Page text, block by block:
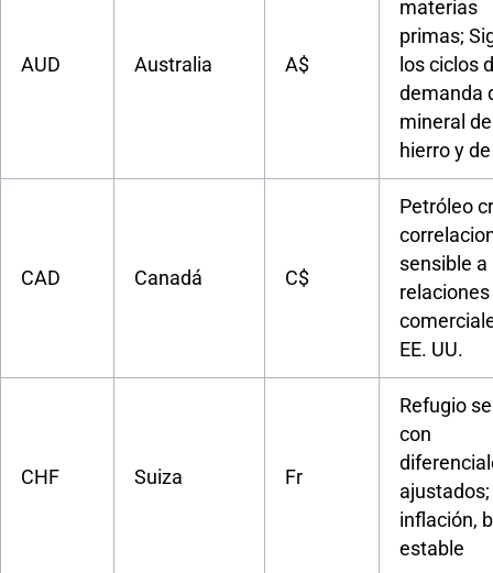
AUD Australia A$
materias
primas;
los ciclos
demanda
mineral de
hierro y
CAD Canadá C$
Petróleo
sensible a
relaciones
EE. UU.
CHF Suiza Fr
Refugio
con
inflación,
estable